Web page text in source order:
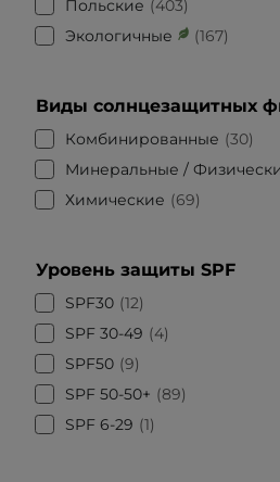
Польские
403
Экологичные
167
Виды солнцезащитных
Комбинированные
30
Минеральные /
Химические
69
Уровень защиты SPF
SPF30 12
SPF 30-49
4
SPF50 9
SPF 50-50+
89
SPF 6-29
1